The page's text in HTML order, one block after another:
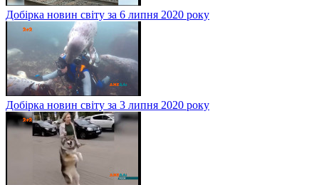
Добірка новин світу за 6 липня 2020 року
Добірка новин світу за 3 липня 2020 року